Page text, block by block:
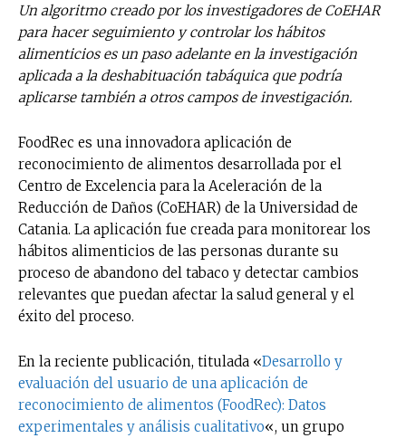
Un algoritmo creado por los investigadores de CoEHAR
para hacer seguimiento y controlar los hábitos
alimenticios es un paso adelante en la investigación
aplicada a la deshabituación tabáquica que podría
aplicarse también a otros campos de investigación.
FoodRec es una innovadora aplicación de
reconocimiento de alimentos desarrollada por el
Centro de Excelencia para la Aceleración de la
Reducción de Daños (CoEHAR) de la Universidad de
Catania. La aplicación fue creada para monitorear los
hábitos alimenticios de las personas durante su
proceso de abandono del tabaco y detectar cambios
relevantes que puedan afectar la salud general y el
éxito del proceso.
En la reciente publicación, titulada «Desarrollo y
evaluación del usuario de una aplicación de
reconocimiento de alimentos (FoodRec): Datos
experimentales y análisis cualitativo«, un grupo